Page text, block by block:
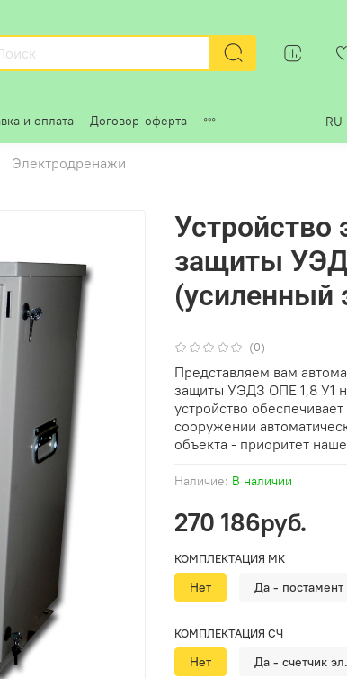
и оплата Договор-оферта RU
Электродренажи
(0)
Наличие: В наличии
Устройство
защиты
(усиленный
270 186руб.
КОМПЛЕКТАЦИЯ МК
Нет Да - постамент
КОМПЛЕКТАЦИЯ СЧ
Нет Да - счетчик
Представляем вам
защиты УЭДЗ ОПЕ 1,8 У1
устройство
сооружении
объекта - приоритет